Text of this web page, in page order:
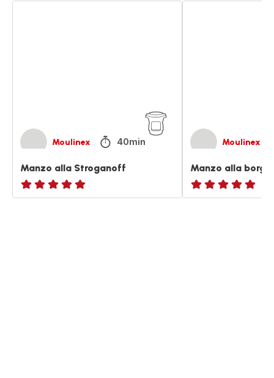
Moulinex 40min
Manzo alla Stroganoff
ratings.NaN
Moulinex
Manzo alla
ratings.NaN